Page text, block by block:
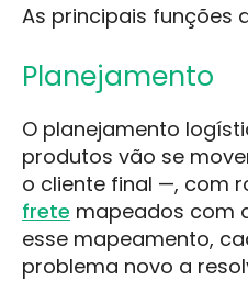
As principais funções
Planejamento
O planejamento
produtos vão se
o cliente final —, com
frete mapeados com
esse mapeamento,
problema novo a